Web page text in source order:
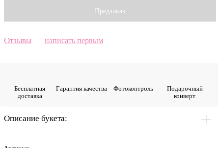
Предзаказ
Отзывы написать первым
Бесплатная
доставка
Гарантия качества Фото­контроль
Подарочный
конверт
Описание букета: